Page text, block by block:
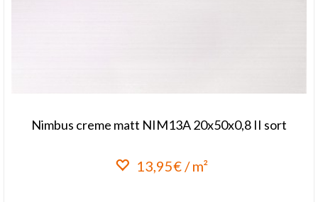
Nimbus creme matt NIM13A 20x50x0,8 II sort
13,95€ / m²